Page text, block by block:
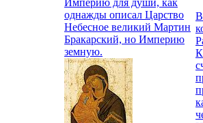
однажды описал Царство
Небесное великий Мартин
Бракарский, но Империю
земную.